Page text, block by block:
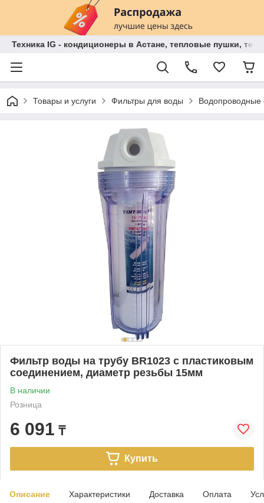
Техника IG - кондиционеры в Астане, тепловые пушки,
Товары и услуги Фильтры для воды Водопроводные
Фильтр воды на трубу BR1023 с пластиковым
соединением, диаметр резьбы 15мм
В наличии
Розница
6 091 ₸
Купить
Описание Характеристики Доставка Оплата